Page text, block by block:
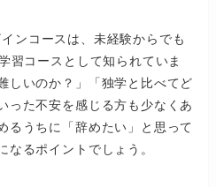
ンコースは、未経験からでも
習コースとして知られていま
しいのか？」「独学と比べてど
った不安を感じる方も少なくあ
るうちに「辞めたい」と思って
なるポイントでしょう。